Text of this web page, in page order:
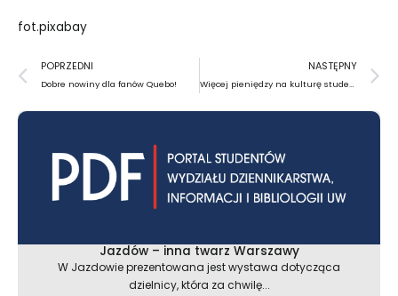
fot.pixabay
Prev
POPRZEDNI
Dobre nowiny dla fanów Quebo!
NASTĘPNY
Więcej pieniędzy na kulturę studencką?
Jazdów – inna twarz Warszawy
W Jazdowie prezentowana jest wystawa dotycząca
dzielnicy, która za chwilę...